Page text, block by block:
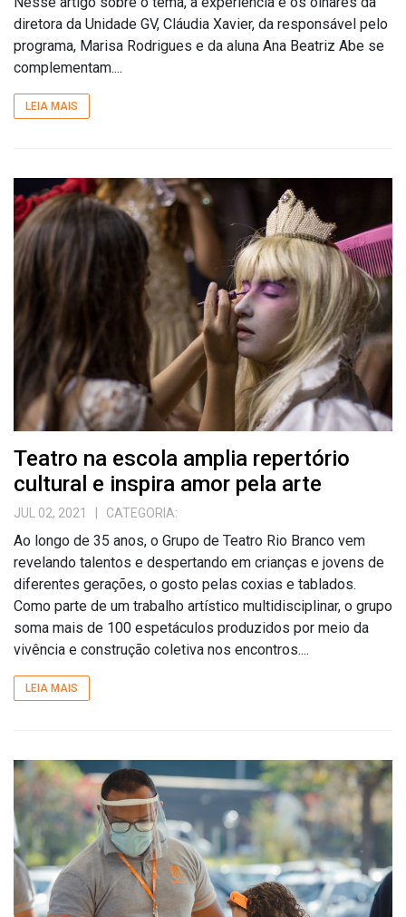
diretora da Unidade GV, Cláudia Xavier, da responsável pelo
programa, Marisa Rodrigues e da aluna Ana Beatriz Abe se
complementam....
LEIA MAIS
Teatro na escola amplia repertório
cultural e inspira amor pela arte
JUL 02, 2021 | CATEGORIA:
Ao longo de 35 anos, o Grupo de Teatro Rio Branco vem
revelando talentos e despertando em crianças e jovens de
diferentes gerações, o gosto pelas coxias e tablados.
Como parte de um trabalho artístico multidisciplinar, o grupo
soma mais de 100 espetáculos produzidos por meio da
vivência e construção coletiva nos encontros....
LEIA MAIS